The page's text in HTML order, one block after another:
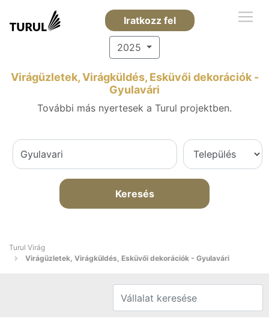
Iratkozz fel
2025
Virágüzletek, Virágküldés, Esküvői dekorációk -
Gyulavári
További más nyertesek a Turul projektben.
Keresés
Turul Virág
Virágüzletek, Virágküldés, Esküvői dekorációk - Gyulavári